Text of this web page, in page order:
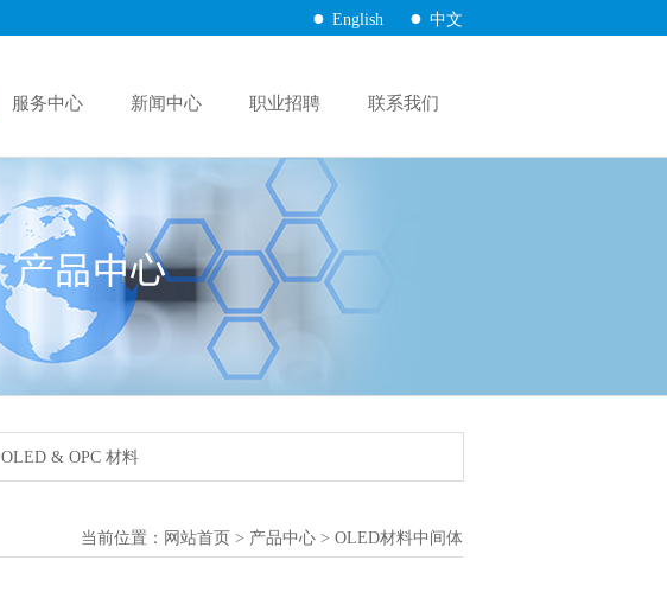
● English ● 中文
服务中心 新闻中心 职业招聘 联系我们
OLED & OPC 材料
当前位置： 网站首页 > 产品中心 > OLED材料中间体